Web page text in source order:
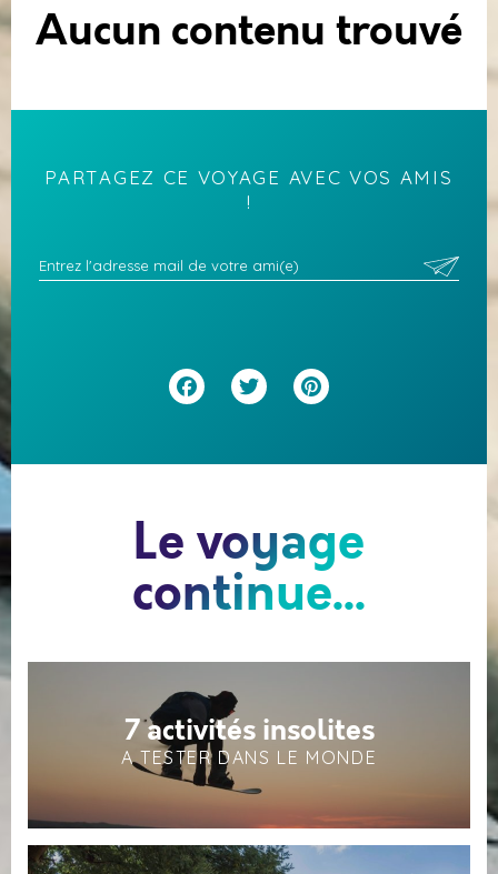
Aucun contenu trouvé
PARTAGEZ CE VOYAGE AVEC VOS AMIS
!
Facebook
Twitter
Le voyage
continue...
7 activités insolites
A TESTER DANS LE MONDE